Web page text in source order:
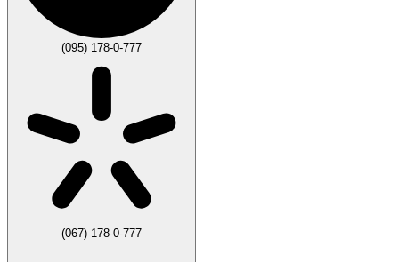
(095) 178-0-777
(067) 178-0-777